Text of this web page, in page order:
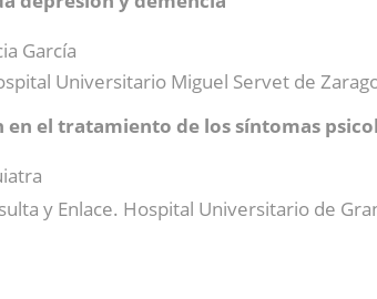
García
Universitario Miguel Servet de
en el tratamiento de los síntomas
y Enlace. Hospital Universitario de